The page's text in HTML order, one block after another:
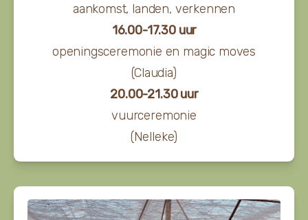
aankomst, landen, verkennen
16.00-17.30 uur
openingsceremonie en magic moves
(Claudia)
20.00-21.30 uur
vuurceremonie
(Nelleke)